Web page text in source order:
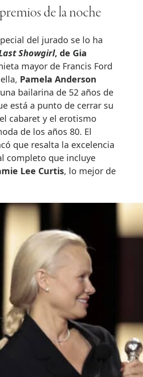
de la noche
del jurado se lo ha
Showgirl, de Gia
mayor de Francis Ford
Pamela Anderson
bailarina de 52 años de
está a punto de cerrar su
cabaret y el erotismo
de los años 80. El
que resalta la excelencia
completo que incluye
Lee Curtis, lo mejor de